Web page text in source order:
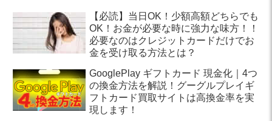
【必読】当日OK！少額高額どちらでも
OK！お金が必要な時に強力な味方！！
必要なのはクレジットカードだけでお
金を受け取る方法とは？
GooglePlay ギフトカード 現金化｜4つ
の換金方法を解説！グーグルプレイギ
フトカード買取サイトは高換金率を実
現します！